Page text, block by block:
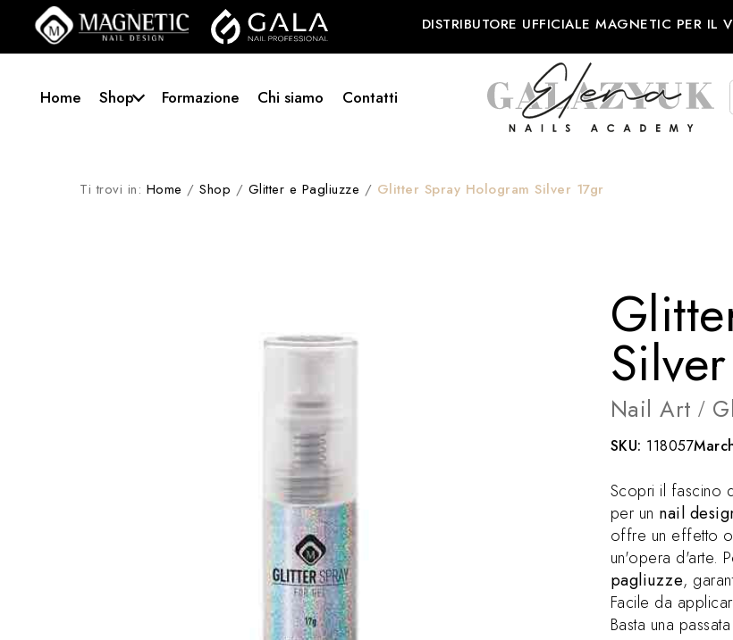
DISTRIBUTORE UFFICIALE MAGNETIC PER IL
Home Shop Formazione Chi siamo Contatti
Ti trovi in: Home /Shop / Glitter e Pagliuzze / Glitter Spray Hologram Silver 17gr
Nail Art /
SKU: 118057
Scopri il fascino
per un nail
offre un effetto
un'opera d'arte.
pagliuzze,
Facile da
Basta una